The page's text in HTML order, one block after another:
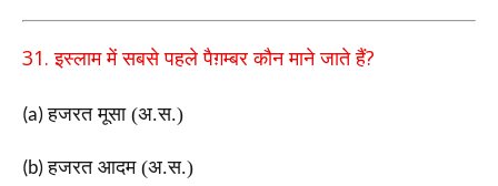
31.इस्लाम में सबसे पहले पैग़म्बर कौन माने जाते हैं?
(a)हजरत मूसा (अ.स.)
(b)हजरत आदम (अ.स.)